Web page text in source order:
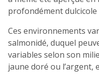
profondément dulcicole
Ces environnements
salmonidé, duquel
variables selon son
jaune doré ou l’argent,